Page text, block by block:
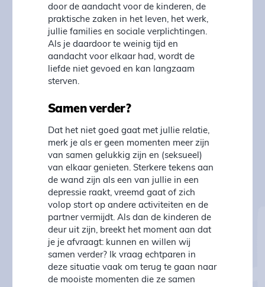
door de aandacht voor de kinderen, de
praktische zaken in het leven, het werk,
jullie families en sociale verplichtingen.
Als je daardoor te weinig tijd en
aandacht voor elkaar had, wordt de
liefde niet gevoed en kan langzaam
sterven.
Samen verder?
Dat het niet goed gaat met jullie relatie,
merk je als er geen momenten meer zijn
van samen gelukkig zijn en (seksueel)
van elkaar genieten. Sterkere tekens aan
de wand zijn als een van jullie in een
depressie raakt, vreemd gaat of zich
volop stort op andere activiteiten en de
partner vermijdt. Als dan de kinderen de
deur uit zijn, breekt het moment aan dat
je je afvraagt: kunnen en willen wij
samen verder? Ik vraag echtparen in
deze situatie vaak om terug te gaan naar
de mooiste momenten die ze samen